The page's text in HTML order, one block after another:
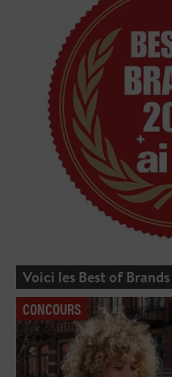
Voici les Best of
CONCOURS